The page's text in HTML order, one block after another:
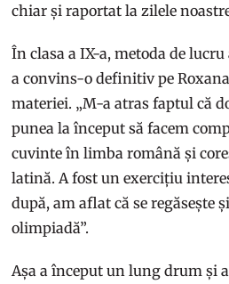
chiar și raportat la zilele
În clasa a IX-a, metoda de
a convins-o definitiv pe
materiei. „M-a atras faptul că
punea la început să facem
cuvinte în limba română și
latină. A fost un exercițiu
după, am aflat că se regăsește
olimpiadă”.
Așa a început un lung drum și